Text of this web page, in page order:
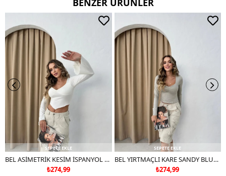
Ters çevirerek yıkayınız.
Çift renkli ürünlerde yıkama mendili kullanınız.
Deri ve süet ürünleri makinede yıkamayınız, kuru temizleme
tercih ediniz.
BENZER ÜRÜNLER
SEPETE EKLE
BEL ASİMETRİK KESİM İSPANYOL KOL CROP BLUZ BEYAZ
₺274,99
SEPETE EKLE
BEL YIRTMAÇLI KARE SANDY BLUZ GRİ
₺274,99